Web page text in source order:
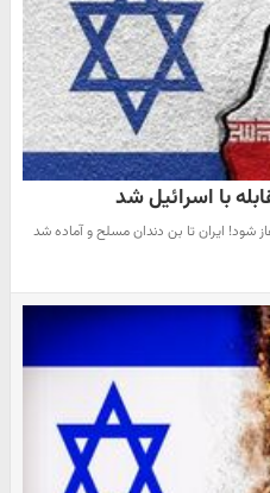
با اسرائیل شد
شود! ایران تا بن دندان مسلح و آماده شد